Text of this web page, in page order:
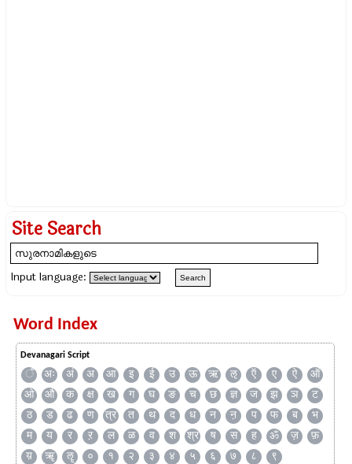
Site Search
Input language:
Word Index
Devanagari Script
ँ अः अं अ आ इ ई उ ऊ ऋ ऌ ऍ ए ऐ
ऑ
ओ
औ क क्ष ख ग घ ङ च छ ज्ञ ज झ ञ
ट
ठ
ड ढ ण त्र त थ द ध न ऩ प फ ब
भ
म
य र ऱ ल ळ व श श्र ष स ह ॐ ज़
फ़
य़
ॠ ॡ ० १ २ ३ ४ ५ ६ ७ ८ ९